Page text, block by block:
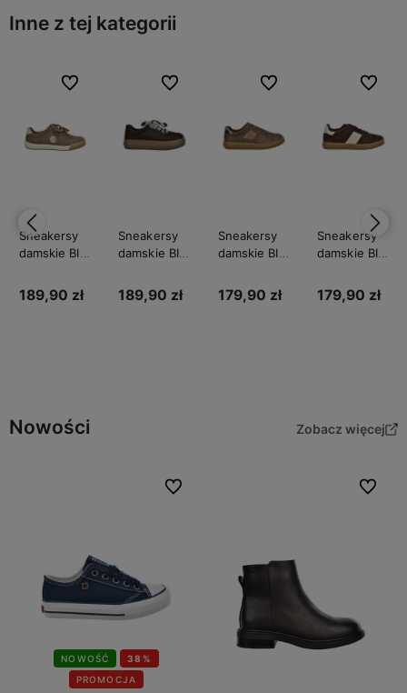
Inne z tej kategorii
Sneakersy
damskie BIG
UU274002
189,90 zł
Do ulubionych
Do ulubionych
Sneakersy
damskie BIG
UU274004
189,90 zł
Do ulubionych
Do ulubionych
Sneakersy
damskie BIG
UU274017
179,90 zł
Do ulubionych
Do ulubionych
Sneakersy
damskie BIG
UU274008
179,90 zł
Do
Do
Nowości Zobacz więcej
38%
NOWOŚĆ
PROMOCJA
Do ulubionych Do